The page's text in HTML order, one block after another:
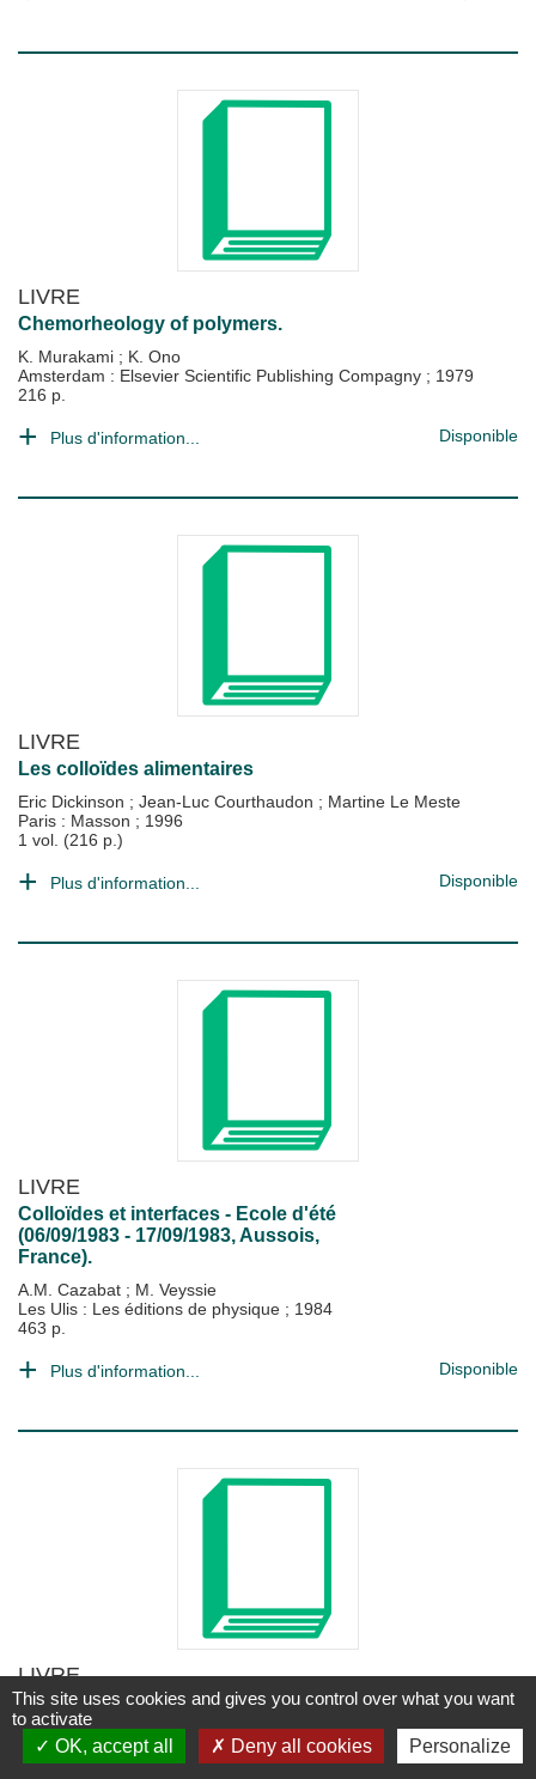
LIVRE
Chemorheology of polymers.
K. Murakami ; K. Ono
Amsterdam : Elsevier Scientific Publishing Compagny ; 1979
216 p.
Plus d'information... Disponible
LIVRE
Les colloïdes alimentaires
Eric Dickinson ; Jean-Luc Courthaudon ; Martine Le Meste
Paris : Masson ; 1996
1 vol. (216 p.)
Plus d'information... Disponible
LIVRE
Colloïdes et interfaces - Ecole d'été
(06/09/1983 - 17/09/1983, Aussois,
France).
A.M. Cazabat ; M. Veyssie
Les Ulis : Les éditions de physique ; 1984
463 p.
Plus d'information... Disponible
LIVRE
Colloids in food.
Eric Dickinson;G. Stainsby
LONDRES : Applied Science Publishers, Ltd.;1982
This site uses cookies and gives you control over what you want
to activate
OK, accept all
Deny all cookies Personalize